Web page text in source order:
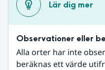
Lär dig mer
Observationer eller
Alla orter har inte
beräknas ett värde